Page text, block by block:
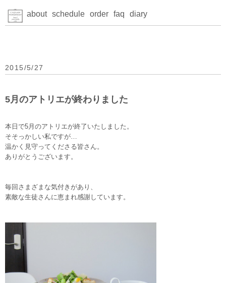
about schedule order faq diary
2015/5/27
5月のアトリエが終わりました
本日で5月のアトリエが終了いたしました。
そそっかしい私ですが…
温かく見守ってくださる皆さん。
ありがとうございます。
毎回さまざまな気付きがあり、
素敵な生徒さんに恵まれ感謝しています。